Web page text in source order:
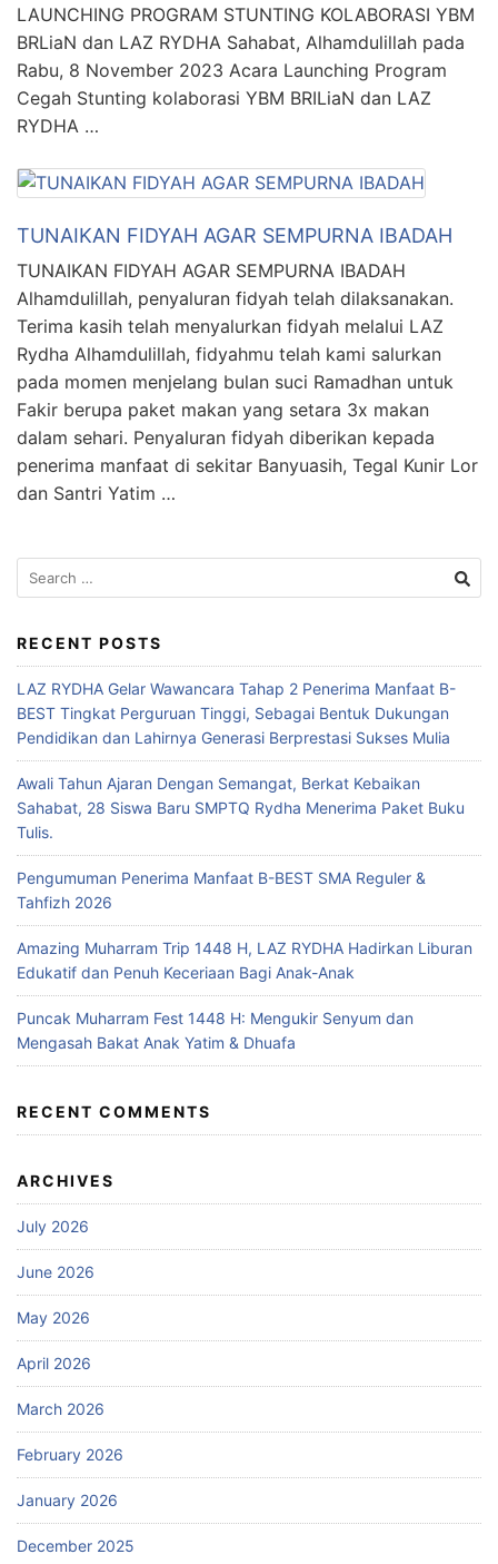
LAUNCHING PROGRAM STUNTING KOLABORASI YBM
BRLiaN dan LAZ RYDHA Sahabat, Alhamdulillah pada
Rabu, 8 November 2023 Acara Launching Program
Cegah Stunting kolaborasi YBM BRILiaN dan LAZ
RYDHA …
TUNAIKAN FIDYAH AGAR SEMPURNA IBADAH
TUNAIKAN FIDYAH AGAR SEMPURNA IBADAH
Alhamdulillah, penyaluran fidyah telah dilaksanakan.
Terima kasih telah menyalurkan fidyah melalui LAZ
Rydha Alhamdulillah, fidyahmu telah kami salurkan
pada momen menjelang bulan suci Ramadhan untuk
Fakir berupa paket makan yang setara 3x makan
dalam sehari. Penyaluran fidyah diberikan kepada
penerima manfaat di sekitar Banyuasih, Tegal Kunir Lor
dan Santri Yatim …
RECENT POSTS
LAZ RYDHA Gelar Wawancara Tahap 2 Penerima Manfaat B-
BEST Tingkat Perguruan Tinggi, Sebagai Bentuk Dukungan
Pendidikan dan Lahirnya Generasi Berprestasi Sukses Mulia
Awali Tahun Ajaran Dengan Semangat, Berkat Kebaikan
Sahabat, 28 Siswa Baru SMPTQ Rydha Menerima Paket Buku
Tulis.
Pengumuman Penerima Manfaat B-BEST SMA Reguler &
Tahfizh 2026
Amazing Muharram Trip 1448 H, LAZ RYDHA Hadirkan Liburan
Edukatif dan Penuh Keceriaan Bagi Anak-Anak
Puncak Muharram Fest 1448 H: Mengukir Senyum dan
Mengasah Bakat Anak Yatim & Dhuafa
RECENT COMMENTS
ARCHIVES
July 2026
June 2026
May 2026
April 2026
March 2026
February 2026
January 2026
December 2025